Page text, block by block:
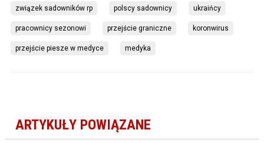
związek sadowników rp polscy sadownicy ukraińcy
pracownicy sezonowi przejście graniczne koronwirus
przejście piesze w medyce medyka
ARTYKUŁY POWIĄZANE